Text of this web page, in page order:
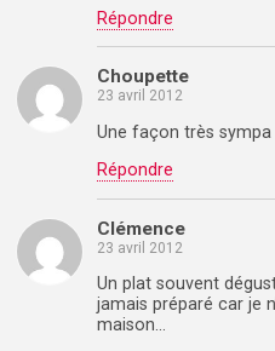
Répondre
Choupette
23 avril 2012
Une façon très sympa
Répondre
Clémence
23 avril 2012
Un plat souvent
jamais préparé car je
maison…